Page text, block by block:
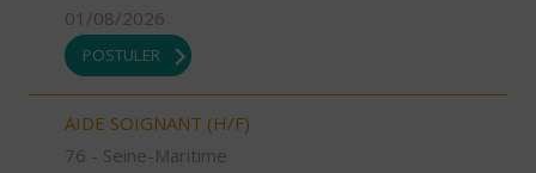
01/08/2026
POSTULER
AIDE SOIGNANT (H/F)
76 - Seine-Maritime